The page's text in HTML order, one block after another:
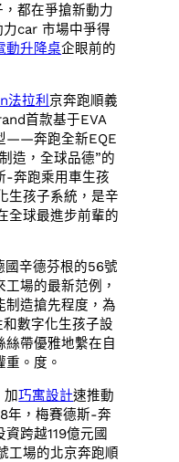
都在爭搶新動力
car 市場中爭得
動升降桌企眼前的
法拉利 京奔跑順義
首款基于EVA
——奔跑全新EQE
造，全球品德”的
-奔跑乘用車生孩
生孩子系統，是辛
全球最進步前輩的
辛德芬根的56號
場的最新范例，
造搶先程度，為
數字化生孩子設
絲帶優雅地繫在自
。度。
加巧寓設計速推動
年，梅賽德斯-奔
跨越119億元國
工場的北京奔跑順